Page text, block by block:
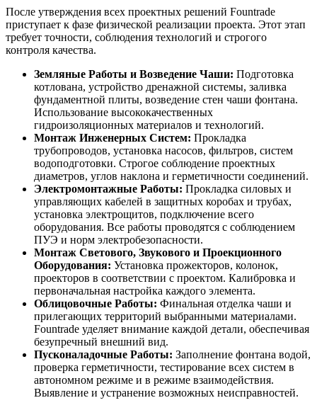
После утверждения всех проектных решений Fountrade
приступает к фазе физической реализации проекта. Этот этап
требует точности, соблюдения технологий и строгого
контроля качества.
Земляные Работы и Возведение Чаши: Подготовка
котлована, устройство дренажной системы, заливка
фундаментной плиты, возведение стен чаши фонтана.
Использование высококачественных
гидроизоляционных материалов и технологий.
Монтаж Инженерных Систем: Прокладка
трубопроводов, установка насосов, фильтров, систем
водоподготовки. Строгое соблюдение проектных
диаметров, углов наклона и герметичности соединений.
Электромонтажные Работы: Прокладка силовых и
управляющих кабелей в защитных коробах и трубах,
установка электрощитов, подключение всего
оборудования. Все работы проводятся с соблюдением
ПУЭ и норм электробезопасности.
Монтаж Светового, Звукового и Проекционного
Оборудования: Установка прожекторов, колонок,
проекторов в соответствии с проектом. Калибровка и
первоначальная настройка каждого элемента.
Облицовочные Работы: Финальная отделка чаши и
прилегающих территорий выбранными материалами.
Fountrade уделяет внимание каждой детали, обеспечивая
безупречный внешний вид.
Пусконаладочные Работы: Заполнение фонтана водой,
проверка герметичности, тестирование всех систем в
автономном режиме и в режиме взаимодействия.
Выявление и устранение возможных неисправностей.